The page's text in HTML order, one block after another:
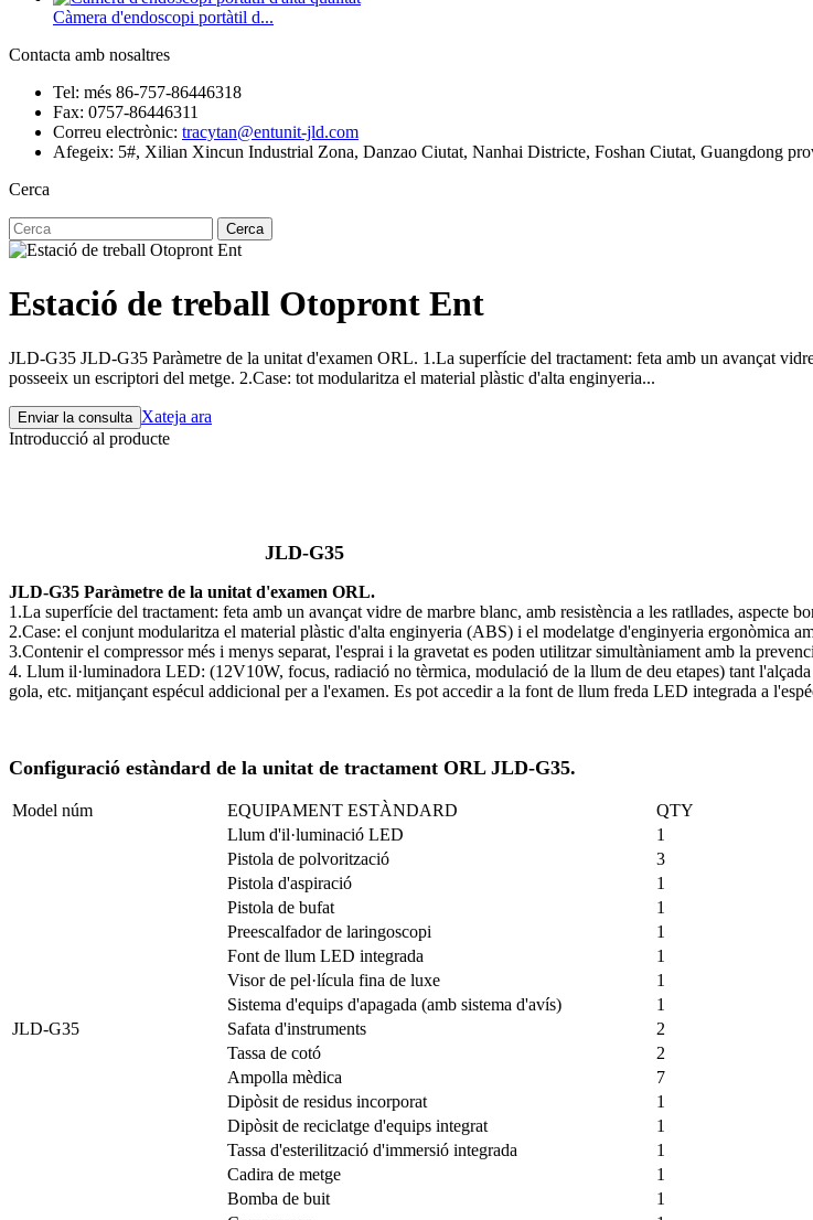
Càmera d'endoscopi portàtil d...
Contacta amb nosaltres
Tel: més 86-757-86446318
Fax: 0757-86446311
Correu electrònic: tracytan@entunit-jld.com
Afegeix: 5#, Xilian Xincun Industrial Zona, Danzao Ciutat, Nanhai Districte, Foshan Ciutat, Guangdong
Cerca
Cerca
Estació de treball Otopront Ent
JLD-G35 JLD-G35 Paràmetre de la unitat d'examen ORL. 1.La superfície del tractament: feta amb un avançat
posseeix un escriptori del metge. 2.Case: tot modularitza el material plàstic d'alta enginyeria...
Enviar la consulta Xateja ara
Introducció al producte
JLD-G35
JLD-G35 Paràmetre de la unitat d'examen ORL.
1.La superfície del tractament: feta amb un avançat vidre de marbre blanc, amb resistència a les ratllades, aspecte
2.Case: el conjunt modularitza el material plàstic d'alta enginyeria (ABS) i el modelatge d'enginyeria ergonòmica
3.Contenir el compressor més i menys separat, l'esprai i la gravetat es poden utilitzar simultàniament amb la
4. Llum il·luminadora LED: (12V10W, focus, radiació no tèrmica, modulació de la llum de deu etapes) tant
gola, etc. mitjançant espécul addicional per a l'examen. Es pot accedir a la font de llum freda LED integrada a
Configuració estàndard de la unitat de tractament ORL JLD-G35.
Model núm EQUIPAMENT ESTÀNDARD QTY
JLD-G35
Llum d'il·luminació LED
1
Pistola de polvorització
3
Pistola d'aspiració
1
Pistola de bufat
1
Preescalfador de laringoscopi
1
Font de llum LED integrada
1
Visor de pel·lícula fina de luxe
1
Sistema d'equips d'apagada (amb sistema d'avís)
1
Safata d'instruments
2
Tassa de cotó
2
Ampolla mèdica
7
Dipòsit de residus incorporat
1
Dipòsit de reciclatge d'equips integrat
1
Tassa d'esterilització d'immersió integrada
1
Cadira de metge
1
Bomba de buit
1